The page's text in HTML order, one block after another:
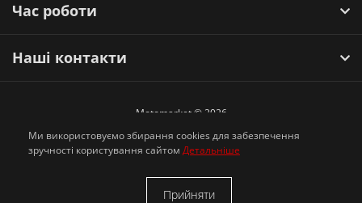
Час роботи
Наші контакти
Motomarket © 2026
Ми використовуємо збирання cookies для забезпечення
зручності користування сайтом Детальніше
Прийняти